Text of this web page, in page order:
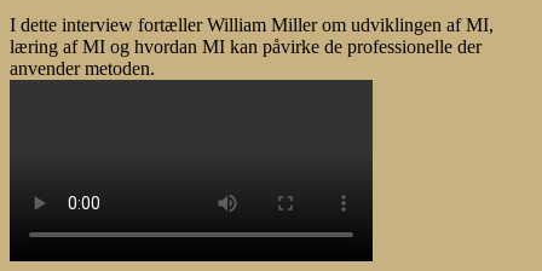
I dette interview fortæller William Miller om udviklingen af MI,
læring af MI og hvordan MI kan påvirke de professionelle der
anvender metoden.